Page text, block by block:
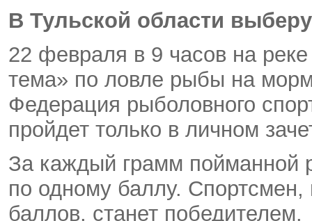
В Тульской области
22 февраля в 9 часов на
тема» по ловле рыбы на
Федерация рыболовного
пройдет только в личном
За каждый грамм пойманной
по одному баллу.
баллов, станет победителем.